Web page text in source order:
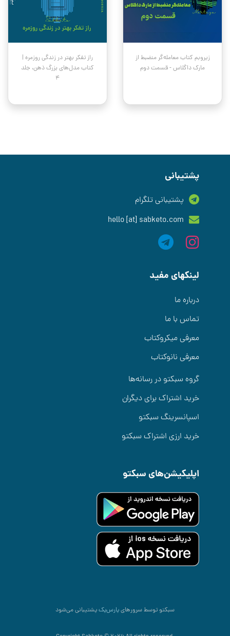
زیروبم کتاب معامله‌گر منضبط از
مارک داگلاس - قسمت دوم
راز تفکر بهتر در زندگی روزمره |
کتاب مدل‌های بزرگ ذهن، جلد
۴
پشتیبانی
پشتیبانی تلگرام
hello [at] sabketo.com
لینکهای مفید
درباره ما
تماس با ما
معرفی میکروکتاب
معرفی نانوکتاب
گروه سبکتو در رسانه‌ها
خرید اشتراک برای دیگران
اسپانسرینگ سبکتو
خرید ارزی اشتراک سبکتو
اپلیکیشن‌های سبکتو
سبکتو توسط سرورهایپارس‌پکپشتیبانی می‌شود